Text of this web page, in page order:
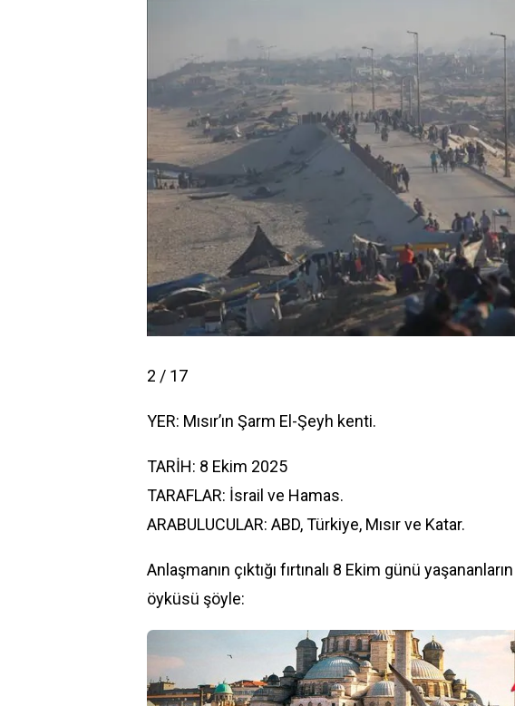
2 / 17
YER: Mısır’ın Şarm El-Şeyh kenti.
TARİH: 8 Ekim 2025
TARAFLAR: İsrail ve Hamas.
ARABULUCULAR: ABD, Türkiye, Mısır ve Katar.
Anlaşmanın çıktığı fırtınalı 8 Ekim günü
öyküsü şöyle: